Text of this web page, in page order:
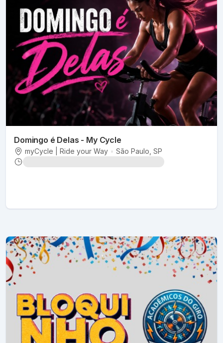
Domingo é Delas - My Cycle
myCycle | Ride your Way • São Paulo , SP